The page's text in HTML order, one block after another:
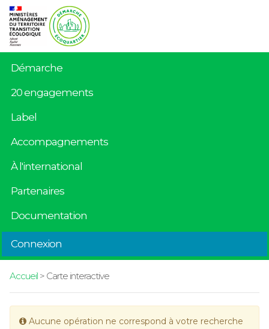
Démarche
20 engagements
Label
Accompagnements
À l'international
Partenaires
Documentation
Connexion
Accueil> Carte interactive
Aucune opération ne correspond à votre recherche